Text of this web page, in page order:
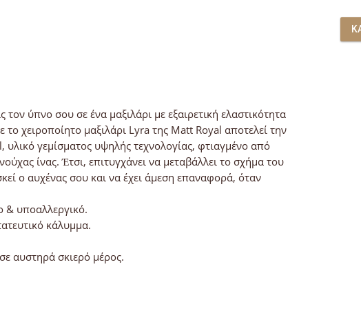
ύπνο σου σε ένα μαξιλάρι με εξαιρετική ελαστικότητα
χειροποίητο μαξιλάρι Lyra της Matt Royal αποτελεί την
υλικό γεμίσματος υψηλής τεχνολογίας, φτιαγμένο από
ίνας. Έτσι, επιτυγχάνει να μεταβάλλει το σχήμα του
ο αυχένας σου και να έχει άμεση επαναφορά, όταν
& υποαλλεργικό.
κάλυμμα.
αυστηρά σκιερό μέρος.